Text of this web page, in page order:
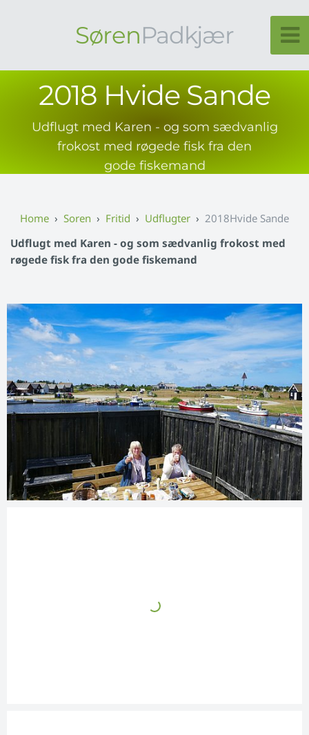
SørenPadkjær
2018 Hvide Sande
Udflugt med Karen - og som sædvanlig
frokost med røgede fisk fra den
gode fiskemand
Soren Fritid Udflugter
2018Hvide Sande
Udflugt med Karen - og som sædvanlig frokost med
røgede fisk fra den gode fiskemand